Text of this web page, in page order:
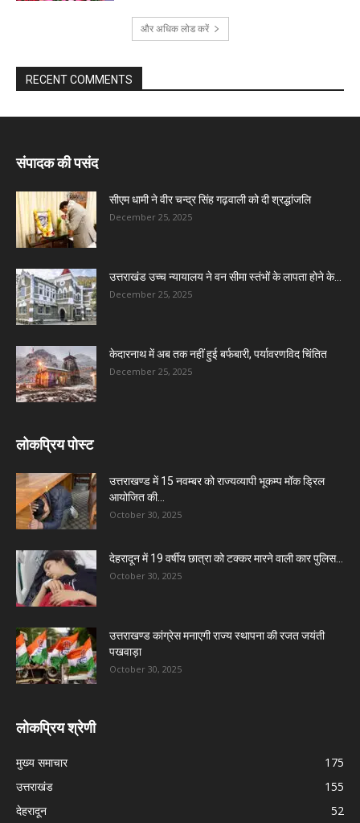
और अधिक लोड करें
RECENT COMMENTS
संपादक की पसंद
सीएम धामी ने वीर चन्द्र सिंह गढ़वाली को दी श्रद्धांजलि
December 25, 2025
उत्तराखंड उच्च न्यायालय ने वन सीमा स्तंभों के लापता होने के...
December 25, 2025
केदारनाथ में अब तक नहीं हुई बर्फबारी, पर्यावरणविद चिंतित
December 25, 2025
लोकप्रिय पोस्ट
उत्तराखण्ड में 15 नवम्बर को राज्यव्यापी भूकम्प मॉक ड्रिल
आयोजित की...
October 30, 2025
देहरादून में 19 वर्षीय छात्रा को टक्कर मारने वाली कार पुलिस...
October 30, 2025
उत्तराखण्ड कांग्रेस मनाएगी राज्य स्थापना की रजत जयंती
पखवाड़ा
October 30, 2025
लोकप्रिय श्रेणी
मुख्य समाचार
175
उत्तराखंड
155
देहरादून
52